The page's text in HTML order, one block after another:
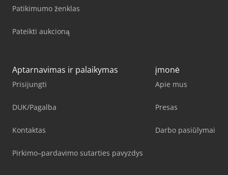
Patikimumo ženklas
Pateikti aukcioną
Aptarnavimas ir palaikymas
Prisijungti
DUK/Pagalba
Kontaktas
Pirkimo–pardavimo sutarties pavyzdys
įmonė
Apie mus
Presas
Darbo pasiūlymai